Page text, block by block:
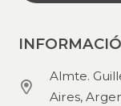
Almte.
Aires,